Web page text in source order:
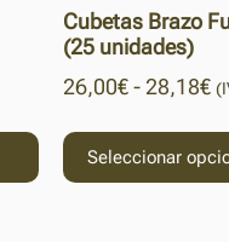
Cubetas Brazo
(25 unidades)
26,00€- 28,18€
Seleccionar